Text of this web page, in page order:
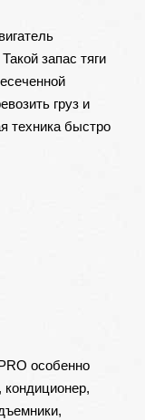
запас тяги
груз и
техника быстро
особенно
кондиционер,